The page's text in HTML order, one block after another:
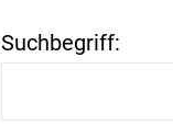
Suchbegriff: